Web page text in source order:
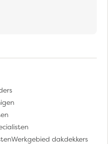
Werkgebied dakdekkers